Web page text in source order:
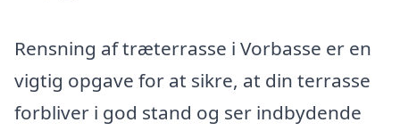
Rensning af træterrasse i Vorbasse er en
vigtig opgave for at sikre, at din terrasse
forbliver i god stand og ser indbydende